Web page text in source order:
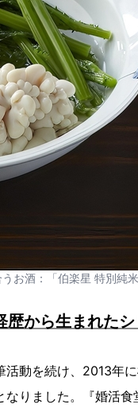
お酒：「伯楽星 特別純
歴から生まれた
動を続け、2013年
りました。『婚活